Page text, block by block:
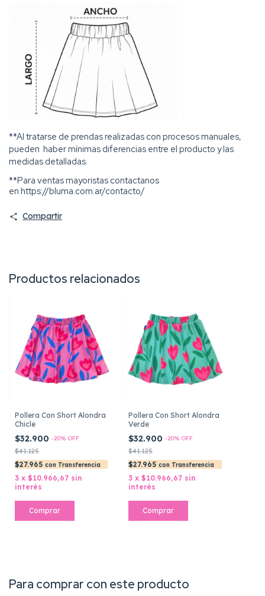
**Al tratarse de prendas realizadas con procesos manuales,
pueden haber mínimas diferencias entre el producto y las
medidas detalladas.
**Para ventas mayoristas contactanos
en https://bluma.com.ar/contacto/
Compartir
Productos relacionados
Pollera Con Short Alondra
Chicle
$32.900 -20% OFF
$41.125
$27.965 con Transferencia
3 x $10.966,67 sin
interés
Comprar
Pollera Con Short Alondra
Verde
$32.900-20% OFF
$41.125
$27.965con Transferencia
3 x$10.966,67 sin
interés
Comprar
Para comprar con este producto